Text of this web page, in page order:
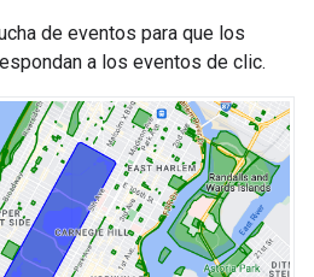
de eventos para que los
a los eventos de clic.